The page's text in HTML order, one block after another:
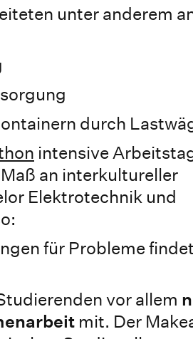
unter anderem
durch
intensive
an interkultureller
Elektrotechnik und
für Probleme
vor allem
mit. Der